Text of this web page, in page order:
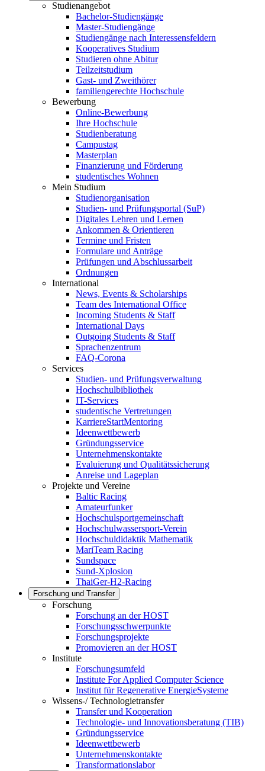
Studienangebot
Bachelor-Studiengänge
Master-Studiengänge
Studiengänge nach Interessensfeldern
Kooperatives Studium
Studieren ohne Abitur
Teilzeitstudium
Gast- und Zweithörer
familiengerechte Hochschule
Bewerbung
Online-Bewerbung
Ihre Hochschule
Studienberatung
Campustag
Masterplan
Finanzierung und Förderung
studentisches Wohnen
Mein Studium
Studienorganisation
Studien- und Prüfungsportal (SuP)
Digitales Lehren und Lernen
Ankommen & Orientieren
Termine und Fristen
Formulare und Anträge
Prüfungen und Abschlussarbeit
Ordnungen
International
News, Events & Scholarships
Team des International Office
Incoming Students & Staff
International Days
Outgoing Students & Staff
Sprachenzentrum
FAQ-Corona
Services
Studien- und Prüfungsverwaltung
Hochschulbibliothek
IT-Services
studentische Vertretungen
KarriereStartMentoring
Ideenwettbewerb
Gründungsservice
Unternehmenskontakte
Evaluierung und Qualitätssicherung
Anreise und Lageplan
Projekte und Vereine
Baltic Racing
Amateurfunker
Hochschulsportgemeinschaft
Hochschulwassersport-Verein
Hochschuldidaktik Mathematik
MariTeam Racing
Sundspace
Sund-Xplosion
ThaiGer-H2-Racing
Forschung und Transfer
Forschung
Forschung an der HOST
Forschungsschwerpunkte
Forschungsprojekte
Promovieren an der HOST
Institute
Forschungsumfeld
Institute For Applied Computer Science
Institut für Regenerative EnergieSysteme
Wissens-/ Technologietransfer
Transfer und Kooperation
Technologie- und Innovationsberatung (TIB)
Gründungsservice
Ideenwettbewerb
Unternehmenskontakte
Transformationslabor